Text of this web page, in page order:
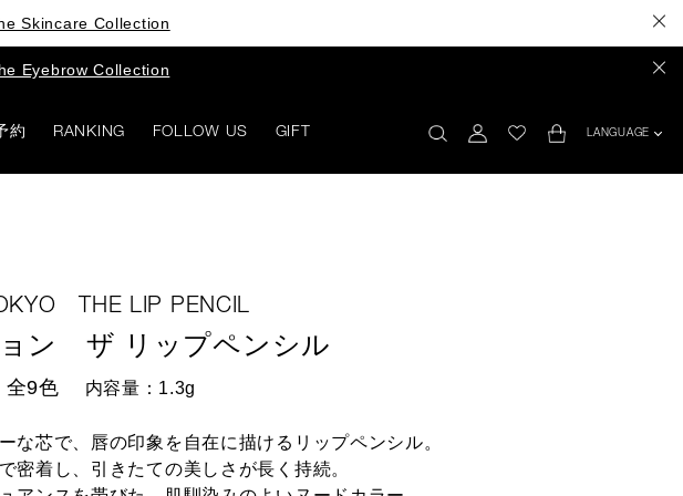
Skincare Collection
Eyebrow Collection
約 RANKING FOLLOW US GIFT LANGUAGE
THE LIP PENCIL
ン ザ リップペンシル
全9色 内容量：1.3g
な芯で、唇の印象を自在に描けるリップペンシル。
密着し、引きたての美しさが長く持続。